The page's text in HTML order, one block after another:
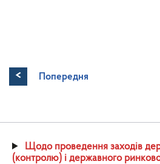
< Попередня
Щодо проведення заходів
(контролю) і державного